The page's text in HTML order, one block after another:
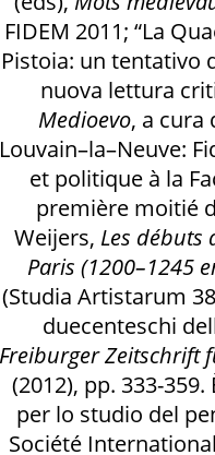
FIDEM 2011; “La
Pistoia: un tentativo
nuova lettura
Medioevo, a cura
Louvain–la–Neuve:
et politique à la
première moitié
Weijers, Les débuts
Paris (1200–1245
(Studia Artistarum
duecenteschi
Freiburger Zeitschrift
(2012), pp. 333-
per lo studio del
Société